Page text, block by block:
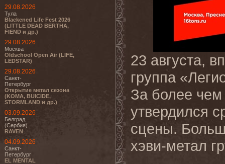
29.08.2026
Тула
Blackened Life Fest 2026
(LITTLE DEAD BERTHA,
FIEND и др.)
29.08.2026
Москва
Oldschool Open Air (LIFE,
LEDSTAR)
29.08.2026
Санкт-
Петербург
Открытие метал сезона
(KOMA, BUICIDE,
STORMLAND и др.)
03.09.2026
Белград
(Сербия)
RAVEN
04.09.2026
Санкт-
Петербург
EL MENTAL
23 августа,
группа
За более
утвердился
сцены.
хэви-метал